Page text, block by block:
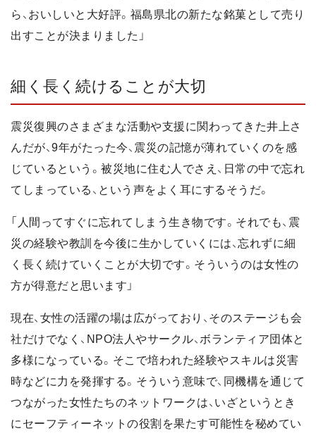
ら、おいしいと大好評。福島県北の新たな銘菓として売り
出すことが決まりました」
細く長く続けることが大切
震災復興のさまざまな活動や支援に関わってきた井上さ
んだが、9年がたった今、震災の記憶が薄れていくのを感
じているという。被災地に住む人でさえ、日常の中で忘れ
てしまっている、という声をよく耳にするそうだ。
「人間ってすぐに忘れてしまう生き物です。それでも、震
災の経験や教訓を今後に生かしていくには、忘れずに細
く長く続けていくことが大切です。そういうのは女性の
方が得意だと思います」
現在、女性の活躍の場は広がっており、そのステージも会
社だけでなく、NPO法人やサークル、ボランティア団体と
多様になっている。そこで培われた経験やスキルは災害
時などに力を発揮する。そういう意味で、同機構を通じて
つながった女性たちのネットワークは、いざというとき
にセーフティーネットの役割を果たす可能性を秘めてい